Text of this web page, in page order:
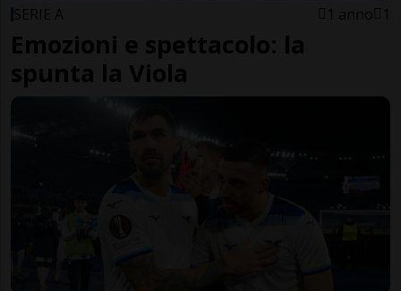
SERIE A 1 anno 1
Emozioni e spettacolo: la
spunta la Viola